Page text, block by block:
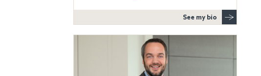
See my bio